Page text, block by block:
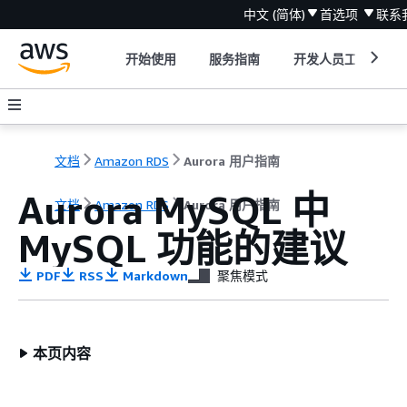
中文 (简体) 首选项 联系
开始使用 服务指南 开发人员工具
文档 Amazon RDS Aurora 用户指南
文档 Amazon RDS Aurora 用户指南
Aurora MySQL 中
MySQL 功能的建议
PDF RSS Markdown 聚焦模式
本页内容